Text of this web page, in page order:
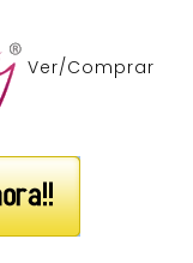
Ver/Comprar